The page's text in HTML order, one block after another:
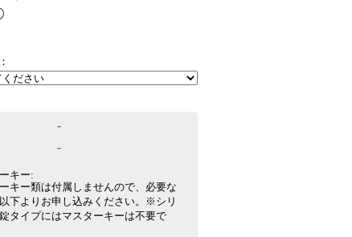
－
－
キー:
キー類は付属しませんので、必要な
下よりお申し込みください。※シリ
タイプにはマスターキーは不要で